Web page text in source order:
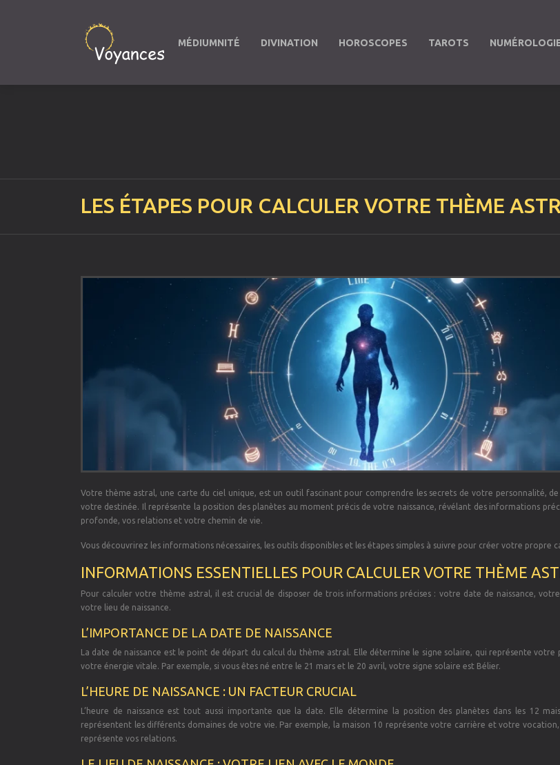
MÉDIUMNITÉ DIVINATION HOROSCOPES TAROTS
LES ÉTAPES POUR CALCULER VOTRE THÈME
Votre thème astral, une carte du ciel unique, est un outil fascinant pour comprendre les secrets de votre personnalité,
votre destinée. Il représente la position des planètes au moment précis de votre naissance, révélant des informations
profonde, vos relations et votre chemin de vie.
Vous découvrirez les informations nécessaires, les outils disponibles et les étapes simples à suivre pour créer votre propre
INFORMATIONS ESSENTIELLES POUR CALCULER VOTRE THÈME
Pour calculer votre thème astral, il est crucial de disposer de trois informations précises : votre date de naissance,
votre lieu de naissance.
L’IMPORTANCE DE LA DATE DE NAISSANCE
La date de naissance est le point de départ du calcul du thème astral. Elle détermine le signe solaire, qui représente votre
votre énergie vitale. Par exemple, si vous êtes né entre le 21 mars et le 20 avril, votre signe solaire est Bélier.
L’HEURE DE NAISSANCE : UN FACTEUR CRUCIAL
L’heure de naissance est tout aussi importante que la date. Elle détermine la position des planètes dans les 12
représentent les différents domaines de votre vie. Par exemple, la maison 10 représente votre carrière et votre
représente vos relations.